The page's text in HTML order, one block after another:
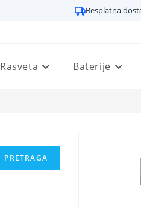
Besplatna
Rasveta Baterije
PRETRAGA